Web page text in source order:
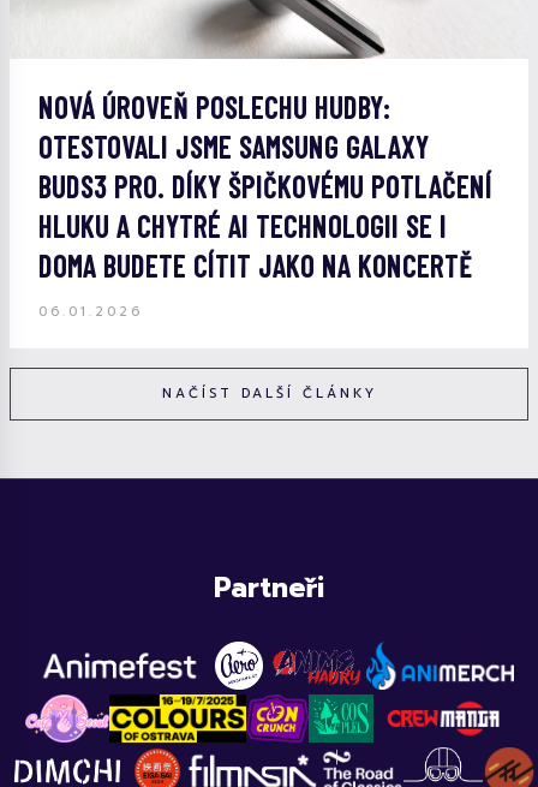
NOVÁ ÚROVEŇ POSLECHU HUDBY:
OTESTOVALI JSME SAMSUNG GALAXY
BUDS3 PRO. DÍKY ŠPIČKOVÉMU POTLAČENÍ
HLUKU A CHYTRÉ AI TECHNOLOGII SE I
DOMA BUDETE CÍTIT JAKO NA KONCERTĚ
06.01.2026
NAČÍST DALŠÍ ČLÁNKY
Partneři